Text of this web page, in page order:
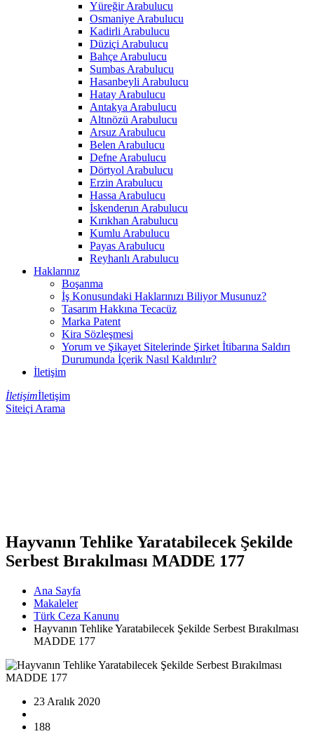
Yüreğir Arabulucu
Osmaniye Arabulucu
Kadirli Arabulucu
Düziçi Arabulucu
Bahçe Arabulucu
Sumbas Arabulucu
Hasanbeyli Arabulucu
Hatay Arabulucu
Antakya Arabulucu
Altınözü Arabulucu
Arsuz Arabulucu
Belen Arabulucu
Defne Arabulucu
Dörtyol Arabulucu
Erzin Arabulucu
Hassa Arabulucu
İskenderun Arabulucu
Kırıkhan Arabulucu
Kumlu Arabulucu
Payas Arabulucu
Reyhanlı Arabulucu
Haklarınız
Boşanma
İş Konusundaki Haklarınızı Biliyor Musunuz?
Tasarım Hakkına Tecacüz
Marka Patent
Kira Sözleşmesi
Yorum ve Şikayet Sitelerinde Şirket İtibarına Saldırı
Durumunda İçerik Nasıl Kaldırılır?
İletişim
İletişimİletişim
Siteiçi Arama
Hayvanın Tehlike Yaratabilecek Şekilde
Serbest Bırakılması MADDE 177
Ana Sayfa
Makaleler
Türk Ceza Kanunu
Hayvanın Tehlike Yaratabilecek Şekilde Serbest Bırakılması
MADDE 177
23 Aralık 2020
188